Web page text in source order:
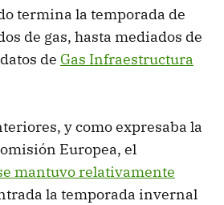
termina la temporada de
de gas, hasta mediados de
de Gas Infraestructura
y como expresaba la
Europea, el
mantuvo relativamente
la temporada invernal